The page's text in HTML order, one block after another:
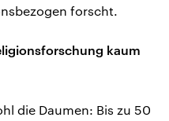
forscht.
kaum
die Daumen: Bis zu 50